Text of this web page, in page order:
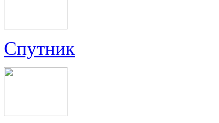
Спутник